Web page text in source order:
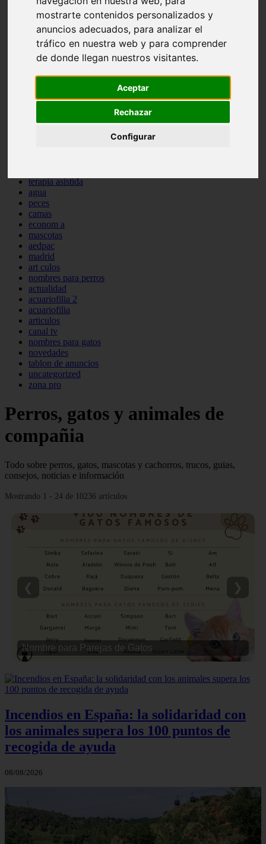
mostrarte contenidos personalizados y
anuncios adecuados, para analizar el
tráfico en nuestra web y para comprender
de donde llegan nuestros visitantes.
Aceptar
Rechazar
Configurar
protagonistas
reptiles
abandono
adopci n
ferias
higiene
snacks
iberzoo propet
terapia asistida
agua
peces
camas
econom a
mascotas
aedpac
madrid
art culos
nombres para perros
actualidad
acuariofilia 2
acuariofilia
articulos
canal tv
nombres para gatos
novedades
tablon de anuncios
uncategorized
zona pro
Perros, gatos y animales de
compañia
Todo sobre perros, gatos, mascotas y cachorros, trucos, guias,
consejos, noticias e información
Mostrando 1 - 24 de 10236 artículos
Nombre para Parejas de Gatos
❮ ❯
Incendios en España: la solidaridad con
los animales supera los 100 puntos de
recogida de ayuda
08/08/2026